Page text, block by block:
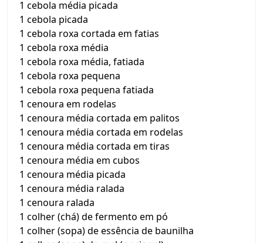
1 cebola média picada
1 cebola picada
1 cebola roxa cortada em fatias
1 cebola roxa média
1 cebola roxa média, fatiada
1 cebola roxa pequena
1 cebola roxa pequena fatiada
1 cenoura em rodelas
1 cenoura média cortada em palitos
1 cenoura média cortada em rodelas
1 cenoura média cortada em tiras
1 cenoura média em cubos
1 cenoura média picada
1 cenoura média ralada
1 cenoura ralada
1 colher (chá) de fermento em pó
1 colher (sopa) de essência de baunilha